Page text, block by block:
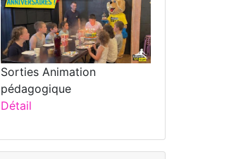
Sorties Animation
pédagogique
Détail